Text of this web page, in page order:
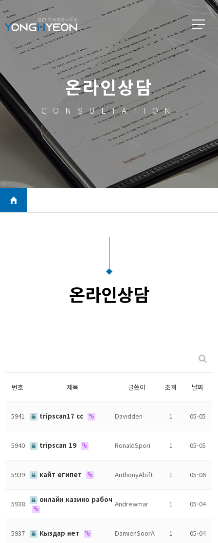
온라인상담
CONSULTATION
온라인상담
번호 제목 글쓴이 조회 날짜
5941 tripscan17 cc Davidden 1 05-05
5940 tripscan 19 RonaldSpori 1 05-05
5939 кайт египет AnthonyAbift 1 05-06
5938 онлайн казино рабоч Andrewmar 1 05-04
5937 Кыздар нет DamienSoorA 1 05-04